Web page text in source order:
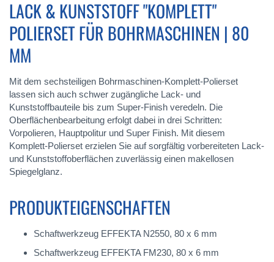
LACK & KUNSTSTOFF "KOMPLETT"
POLIERSET FÜR BOHRMASCHINEN | 80
MM
Mit dem sechsteiligen Bohrmaschinen-Komplett-Polierset
lassen sich auch schwer zugängliche Lack- und
Kunststoffbauteile bis zum Super-Finish veredeln. Die
Oberflächenbearbeitung erfolgt dabei in drei Schritten:
Vorpolieren, Hauptpolitur und Super Finish. Mit diesem
Komplett-Polierset erzielen Sie auf sorgfältig vorbereiteten Lack-
und Kunststoffoberflächen zuverlässig einen makellosen
Spiegelglanz.
PRODUKTEIGENSCHAFTEN
Schaftwerkzeug EFFEKTA N2550, 80 x 6 mm
Schaftwerkzeug EFFEKTA FM230, 80 x 6 mm